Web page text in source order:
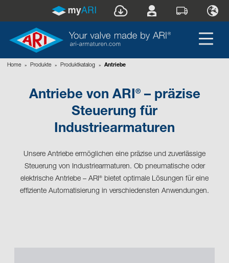
Home » Produkte » Produktkatalog » Antriebe
Antriebe von ARI®– präzise
Steuerung für
Industriearmaturen
Unsere Antriebe ermöglichen eine präzise und zuverlässige
Steuerung von Industriearmaturen. Ob pneumatische oder
elektrische Antriebe – ARI® bietet optimale Lösungen für eine
effiziente Automatisierung in verschiedensten Anwendungen.